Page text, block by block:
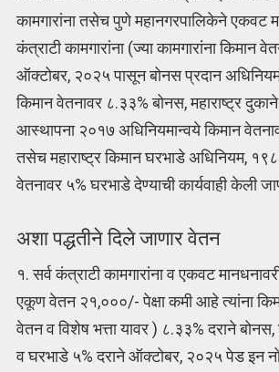
कामगारांना तसेच पुणे महानगरपालिकेने एकवट
कंत्राटी कामगारांना (ज्या कामगारांना किमान
ऑक्टोबर, २०२५ पासून बोनस प्रदान
किमान वेतनावर ८.३३% बोनस, महाराष्ट्र दुकाने
आस्थापना २०१७ अधिनियमान्वये किमान
तसेच महाराष्ट्र किमान घरभाडे अधिनियम,
वेतनावर ५% घरभाडे देण्याची कार्यवाही केली
अशा पद्धतीने दिले जाणार वेतन
१. सर्व कंत्राटी कामगारांना व एकवट
एकूण वेतन २१,०००/- पेक्षा कमी आहे त्यांना
वेतन व विशेष भत्ता यावर ) ८.३३% दराने
व घरभाडे ५% दराने ऑक्टोबर, २०२५ पेड इन